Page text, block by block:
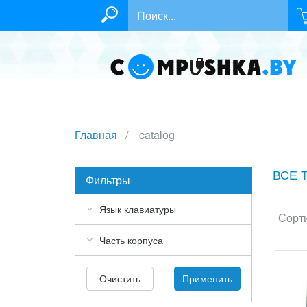
Главная catalog
Фильтры
Язык клавиатуры
Часть корпуса
Очистить Применить
ВСЕ